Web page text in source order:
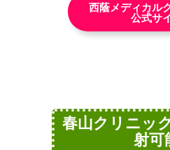
西蔭メディカル
公式サ
春山クリニッ
射可